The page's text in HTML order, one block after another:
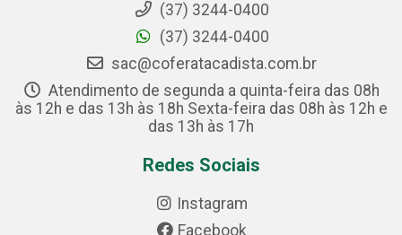
(37) 3244-0400
(37) 3244-0400
sac@coferatacadista.com.br
Atendimento de segunda a quinta-feira das 08h
às 12h e das 13h às 18h Sexta-feira das 08h às 12h e
das 13h às 17h
Redes Sociais
Instagram
Facebook